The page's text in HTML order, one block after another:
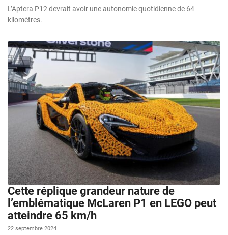
L’Aptera P12 devrait avoir une autonomie quotidienne de 64
kilomètres.
Cette réplique grandeur nature de
l’emblématique McLaren P1 en LEGO peut
atteindre 65 km/h
22 septembre 2024